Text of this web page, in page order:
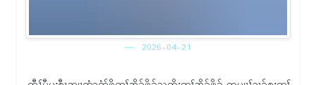
2026-04-21